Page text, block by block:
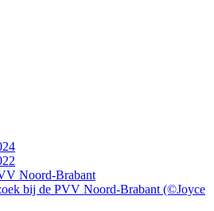
Noord-Brabant
bij de PVV Noord-Brabant (©Joyce